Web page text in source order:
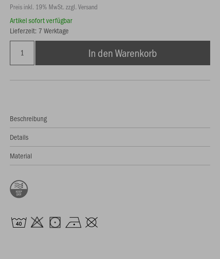
Preis inkl. 19% MwSt. zzgl. Versand
Artikel sofort verfügbar
Lieferzeit: 7 Werktage
In den Warenkorb
Beschreibung
Details
Material